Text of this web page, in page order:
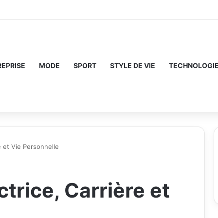
MODE SPORT STYLE DE VIE TECHNOLOGIE
et Vie Personnelle
Carrière et